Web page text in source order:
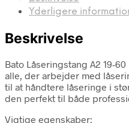
Yderligere
Beskrivelse
Bato Låseringstang A2 19-
alle, der arbejder med
til at håndtere låseringe i
den perfekt til både
Vigtige egenskaber: